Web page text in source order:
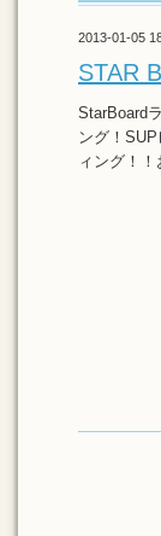
2013-01-05
STAR
StarBoard
ング！
ィング！！